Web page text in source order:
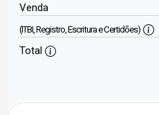
Venda
(ITBI, Registro, Escritura e Certidões)
Total